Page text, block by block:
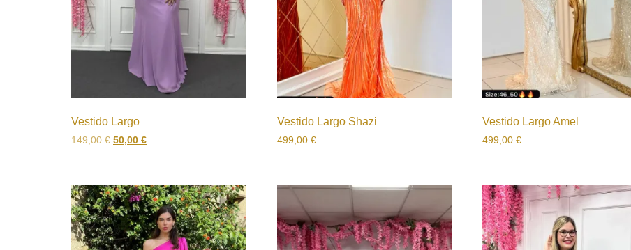
Vestido Largo
149,00€ 50,00 €
Vestido Largo Shazi
499,00 €
Vestido Largo Amel
499,00€